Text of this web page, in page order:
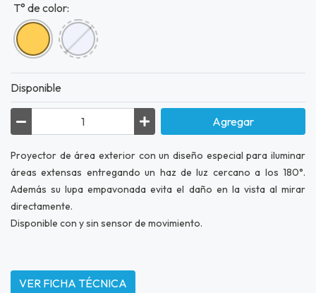
T° de color:
Disponible
Agregar
Proyector de área exterior con un diseño especial para iluminar
áreas extensas entregando un haz de luz cercano a los 180°.
Además su lupa empavonada evita el daño en la vista al mirar
directamente.
Disponible con y sin sensor de movimiento.
VER FICHA TÉCNICA